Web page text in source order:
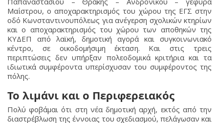
Μαΐστρου, ο αποχαρακτηρισμός του χώρου της ΕΓΣ στην
οδό Κωνσταντινουπόλεως για ανέγερση σχολικών κτηρίων
και ο αποχαρακτηρισμός του χώρου των αποθηκών της
ΚΥΔΕΠ από λαϊκή, δημοτική αγορά και συγκοινωνιακό
κέντρο, σε οικοδομήσιμη έκταση. Και στις τρεις
περιπτώσεις δεν υπήρξαν πολεοδομικά κριτήρια και τα
ιδιωτικά συμφέροντα υπερίσχυσαν του συμφέροντος της
πόλης.
Το λιμάνι και ο Περιφερειακός
Πολύ φοβάμαι ότι στη νέα δημοτική αρχή, εκτός από την
διαστρέβλωση της έννοιας του σχεδιασμού, πελάγωσαν και